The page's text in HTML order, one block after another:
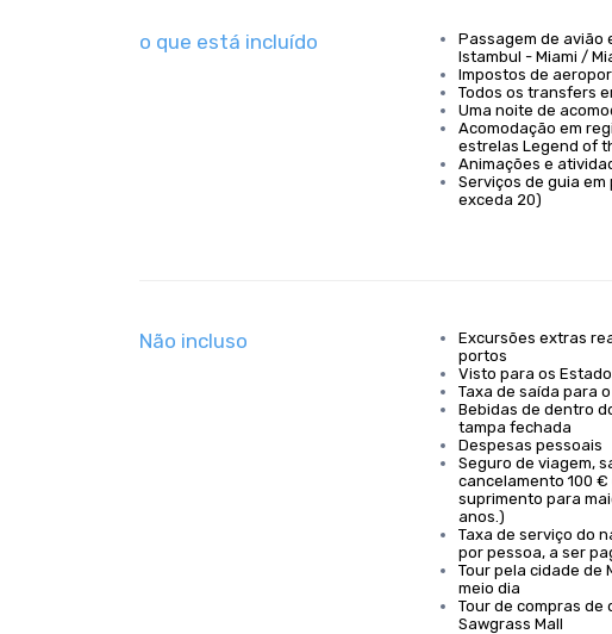
o que está incluído
Passagem de avião
Istambul - Miami /
Impostos de
Todos os transfers
Uma noite de
Acomodação em
estrelas Legend of
Animações e
Serviços de guia
exceda 20)
Não incluso
Excursões extras
portos
Visto para os
Taxa de saída para
Bebidas de dentro
tampa fechada
Despesas pessoais
Seguro de viagem,
cancelamento 100 €
suprimento para
anos.)
Taxa de serviço do
por pessoa, a ser
Tour pela cidade de
meio dia
Tour de compras de
Sawgrass Mall